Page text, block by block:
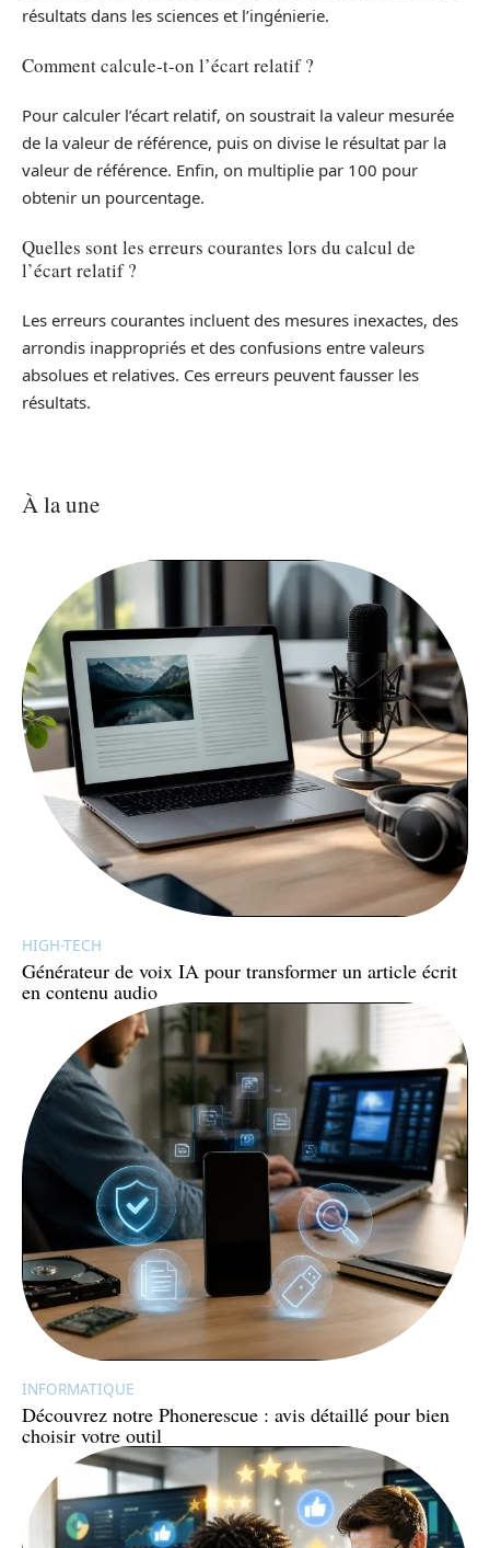
résultats dans les sciences et l’ingénierie.
Comment calcule-t-on l’écart relatif ?
Pour calculer l’écart relatif, on soustrait la valeur mesurée
de la valeur de référence, puis on divise le résultat par la
valeur de référence. Enfin, on multiplie par 100 pour
obtenir un pourcentage.
Quelles sont les erreurs courantes lors du calcul de
l’écart relatif ?
Les erreurs courantes incluent des mesures inexactes, des
arrondis inappropriés et des confusions entre valeurs
absolues et relatives. Ces erreurs peuvent fausser les
résultats.
À la une
HIGH-TECH
Générateur de voix IA pour transformer un article écrit
en contenu audio
INFORMATIQUE
Découvrez notre Phonerescue : avis détaillé pour bien
choisir votre outil